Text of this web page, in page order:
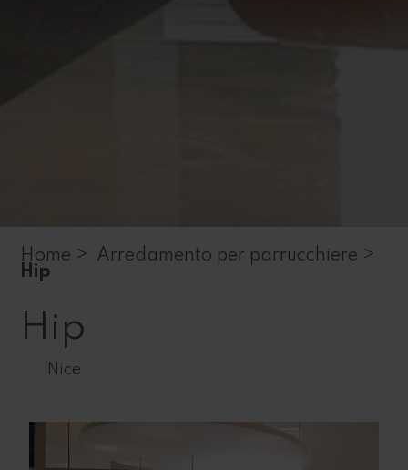
Home > Arredamento per parrucchiere >
Hip
Hip
Nice